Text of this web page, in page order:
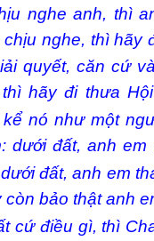
nghe anh, thì
nghe, thì hãy
quyết, căn cứ
hãy đi thưa
nó như một
dưới đất, anh
đất, anh em
còn bảo thật anh
cứ điều gì, thì